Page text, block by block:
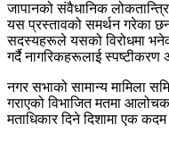
जापानको संवैधानिक
यस प्रस्तावको समर्थन गरेका छन
सदस्यहरूले यसको विरोधमा
गर्दै नागरिकहरूलाई स्पष्टीकरण
नगर सभाको सामान्य मामिला
गराएको विभाजित मतमा
मताधिकार दिने दिशामा एक